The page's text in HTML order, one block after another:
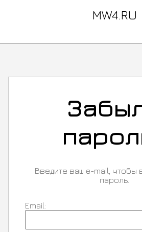
MW4.RU
Введите ваш e-mail, чтобы
пароль.
Email: